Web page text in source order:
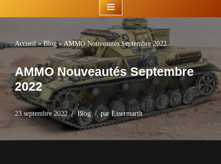
Accueil»Blog»AMMO Nouveautés Septembre 2022
AMMO Nouveautés Septembre
2022
23 septembre 2022 Blog par Essermarth